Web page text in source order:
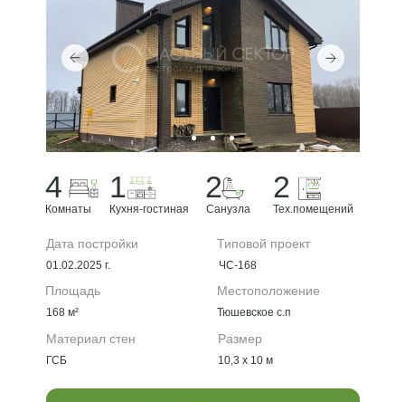
1
Кухня-гостиная
168 м²
4
Площадь
Комнаты
2
Санузла
ГСБ
Материал стен
2
Тех.помещений
Размер
10,3 х 10 м
Типовой проект
Дата постройки
Местоположение
01.02.2025 г. ЧС-168
Тюшевское с.п
ЗАПИСАТЬСЯ НА КОНСУЛЬТАЦИЮ
ОТВЕЧАЕМ БЫСТРО,